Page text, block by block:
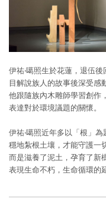
伊祐‧噶照生於花蓮，退伍
目解說族人的故事後深受感
他跟隨族內木雕師學習創作
表達對於環境議題的關懷。
伊祐‧噶照近年多以「根」
穩地紮根土壤，才能守護一
而是滋養了泥土，孕育了新
表現生命不朽，生命循環的